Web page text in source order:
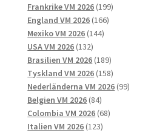
produkter
Frankrike VM 2026 199199
England VM 2026 166166
Mexiko VM 2026 144144
USA VM 2026 132132
produkter
Brasilien VM 2026 189189
produkter
Tyskland VM 2026 158158
produkter
Nederländerna VM 2026 9999
Belgien VM 2026 8484
produkter
Colombia VM 2026 6868
Italien VM 2026 123123